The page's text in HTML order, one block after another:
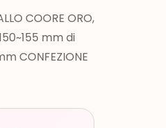
COORE ORO,
mm di
CONFEZIONE